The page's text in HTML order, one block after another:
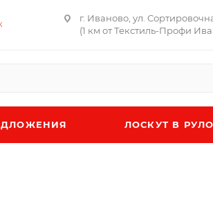
г. Иваново, ул.
(1 км от Текстиль-Профи
ЛОСКУТ В